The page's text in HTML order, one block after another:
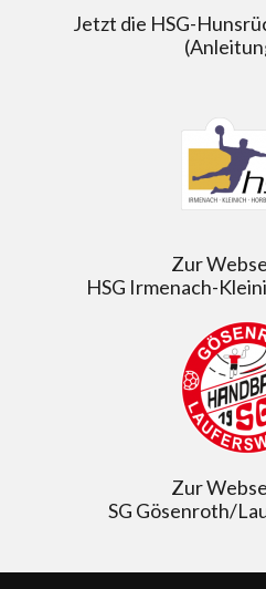
Jetzt die HSG-
Zur
HSG Irmenach-
Zur
SG Gösenroth/